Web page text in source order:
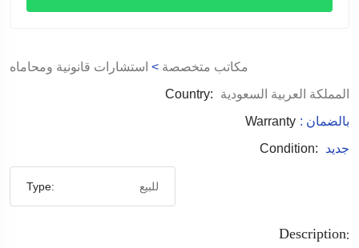
مكاتب متخصصة > استشارات قانونية ومحاماه
Country:
المملكة العربية السعودية
Warranty
: بالضمان
Condition:
جديد
Type: للبيع
Description: